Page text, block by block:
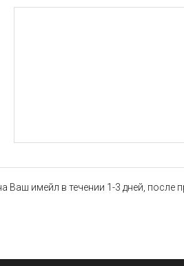
Ваш имейл в течении 1-3 дней, после